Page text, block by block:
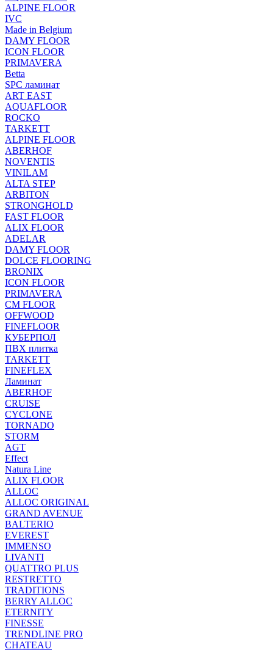
ALPINE FLOOR
IVC
Made in Belgium
DAMY FLOOR
ICON FLOOR
PRIMAVERA
Betta
SPC ламинат
ART EAST
AQUAFLOOR
ROCKO
TARKETT
ALPINE FLOOR
ABERHOF
NOVENTIS
VINILAM
ALTA STEP
ARBITON
STRONGHOLD
FAST FLOOR
ALIX FLOOR
ADELAR
DAMY FLOOR
DOLCE FLOORING
BRONIX
ICON FLOOR
PRIMAVERA
CM FLOOR
OFFWOOD
FINEFLOOR
КУБЕРПОЛ
ПВХ плитка
TARKETT
FINEFLEX
Ламинат
ABERHOF
CRUISE
CYCLONE
TORNADO
STORM
AGT
Effect
Natura Line
ALIX FLOOR
ALLOC
ALLOC ORIGINAL
GRAND AVENUE
BALTERIO
EVEREST
IMMENSO
LIVANTI
QUATTRO PLUS
RESTRETTO
TRADITIONS
BERRY ALLOC
ETERNITY
FINESSE
TRENDLINE PRO
CHATEAU